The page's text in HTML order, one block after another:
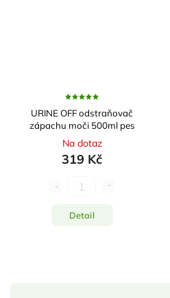
URINE OFF odstraňovač
zápachu moči 500ml pes
Na dotaz
319 Kč
Detail